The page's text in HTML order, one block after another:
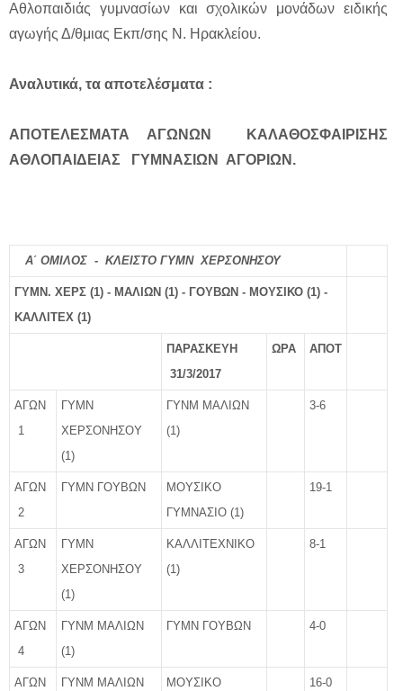
Αθλοπαιδιάς γυμνασίων και σχολικών μονάδων ειδικής
αγωγής Δ/θμιας Εκπ/σης Ν. Ηρακλείου.
Αναλυτικά, τα αποτελέσματα :
ΑΠΟΤΕΛΕΣΜΑΤΑ ΑΓΩΝΩΝ ΚΑΛΑΘΟΣΦΑΙΡΙΣΗΣ
ΑΘΛΟΠΑΙΔΕΙΑΣ ΓΥΜΝΑΣΙΩΝ ΑΓΟΡΙΩΝ.
Α΄ ΟΜΙΛΟΣ - ΚΛΕΙΣΤΟ ΓΥΜΝ ΧΕΡΣΟΝΗΣΟΥ
ΓΥΜΝ. ΧΕΡΣ (1) - ΜΑΛΙΩΝ (1) - ΓΟΥΒΩΝ - ΜΟΥΣΙΚΟ (1) -
ΚΑΛΛΙΤΕΧ (1)
ΠΑΡΑΣΚΕΥΗ
31/3/2017
ΩΡΑ ΑΠΟΤ
ΑΓΩΝ
1
ΓΥΜΝ
ΧΕΡΣΟΝΗΣΟΥ
(1)
ΓΥΝΜ ΜΑΛΙΩΝ
(1)
3-6
ΑΓΩΝ
2
ΓΥΜΝ ΓΟΥΒΩΝ
ΜΟΥΣΙΚΟ
ΓΥΜΝΑΣΙΟ (1)
19-1
ΑΓΩΝ
3
ΓΥΜΝ
ΧΕΡΣΟΝΗΣΟΥ
(1)
ΚΑΛΛΙΤΕΧΝΙΚΟ
(1)
8-1
ΑΓΩΝ
4
ΓΥΝΜ ΜΑΛΙΩΝ
(1)
ΓΥΜΝ ΓΟΥΒΩΝ 4-0
ΑΓΩΝ
ΓΥΝΜ ΜΑΛΙΩΝ
ΜΟΥΣΙΚΟ
16-0